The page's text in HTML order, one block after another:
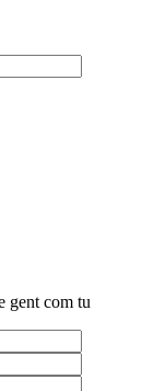
gent com tu